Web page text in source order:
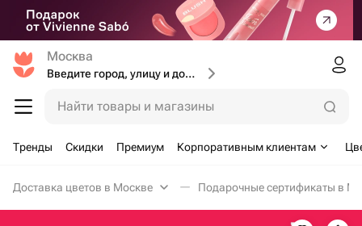
Москва
Введите город, улицу и дом доставки
Найти товары и магазины
Тренды Скидки Премиум Корпоративным клиентам
Доставка цветов в Москве Подарочные сертификаты в